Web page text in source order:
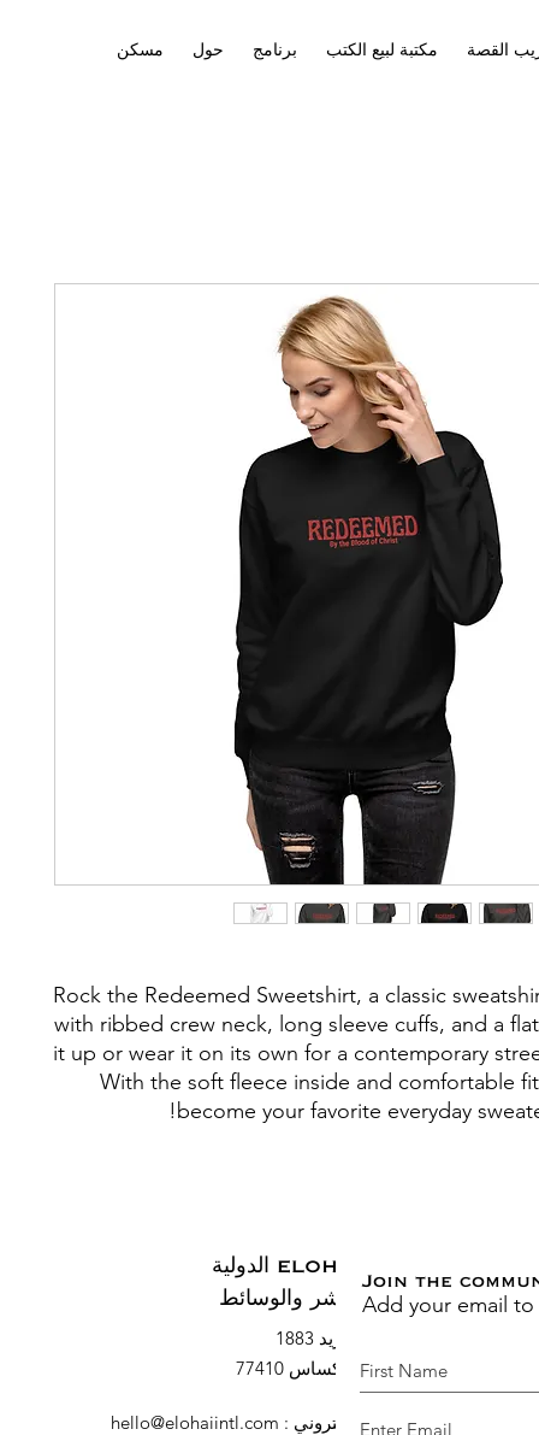
مسكن حول برنامج مكتبة لبيع الكتب القصة
Rock the Redeemed Sweetshirt, a classic
with ribbed crew neck, long sleeve cuffs, and a
it up or wear it on its own for a contemporary
With the soft fleece inside and comfortable
become your favorite everyday
ELOHAI الدولية
النشر والوسائط
صندوق بريد 1883
السرو ، تكساس 77410
البريد الإلكتروني :
hello@elohaiintl.com
Join the
Add your email